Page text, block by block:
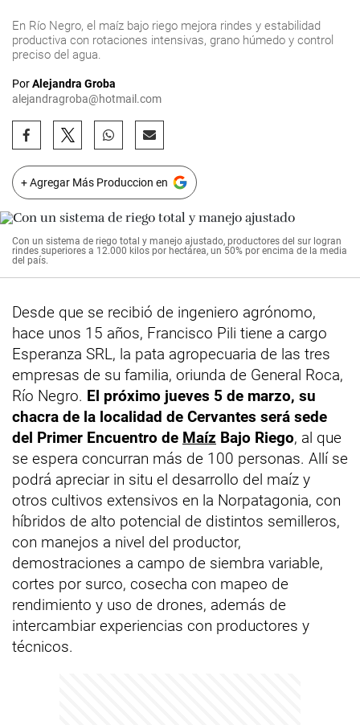
En Río Negro, el maíz bajo riego mejora rindes y estabilidad
productiva con rotaciones intensivas, grano húmedo y control
preciso del agua.
PorAlejandra Groba
alejandragroba@hotmail.com
+ Agregar Más Produccion en
Con un sistema de riego total y manejo ajustado, productores del sur logran
rindes superiores a 12.000 kilos por hectárea, un 50% por encima de la media
del país.
Desde que se recibió de ingeniero agrónomo,
hace unos 15 años, Francisco Pili tiene a cargo
Esperanza SRL, la pata agropecuaria de las tres
empresas de su familia, oriunda de General Roca,
Río Negro. El próximo jueves 5 de marzo, su
chacra de la localidad de Cervantes será sede
del Primer Encuentro de Maíz Bajo Riego, al que
se espera concurran más de 100 personas. Allí se
podrá apreciar in situ el desarrollo del maíz y
otros cultivos extensivos en la Norpatagonia, con
híbridos de alto potencial de distintos semilleros,
con manejos a nivel del productor,
demostraciones a campo de siembra variable,
cortes por surco, cosecha con mapeo de
rendimiento y uso de drones, además de
intercambiar experiencias con productores y
técnicos.